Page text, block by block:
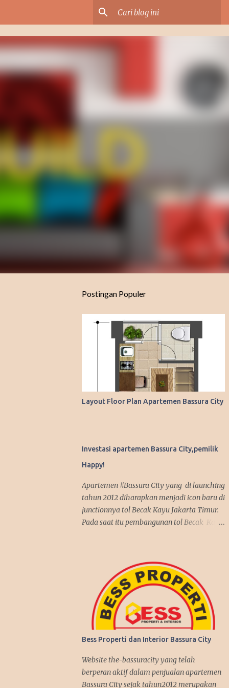
Postingan Populer
Layout Floor Plan Apartemen Bassura City
Investasi apartemen Bassura City,pemilik
Happy!
Apartemen #Bassura City yang di launching
tahun 2012 diharapkan menjadi icon baru di
junctionnya tol Becak Kayu Jakarta Timur.
Pada saat itu pembangunan tol Becak Kayu
menjadi incaran pembeli baik untuk
investasi maupun untuk dipakai sendiri.
Antusias pembeli pun membludak tinggi
alhasil penjualan apartemen Bassura City
nyaris terjual habis dalam jangka waktu 2
tahun, suatu rekor yang fantastis seperti
penjualan apartemen Kalibata City yang
sebelumnya juga dibangun oleh Synthesis
Development join APG. Kenyataan itu
benar-benar terjadi, investasi di Bassura
Bess Properti dan Interior Bassura City
Website the-bassuracity yang telah
berperan aktif dalam penjualan apartemen
Bassura City sejak tahun2012 merupakan